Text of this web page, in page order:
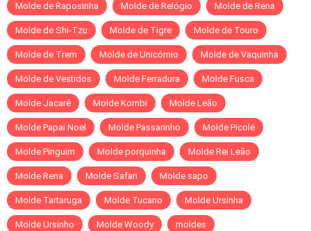
Molde de Raposinha Molde de Relógio Molde de Rena
Molde de Shi-Tzu Molde de Tigre Molde de Touro
Molde de Trem Molde de Unicórnio Molde de Vaquinha
Molde de Vestidos Molde Ferradura Molde Fusca
Molde Jacaré Molde Kombi Molde Leão
Molde Papai Noel Molde Passarinho Molde Picolé
Molde Pinguim Molde porquinha Molde Rei Leão
Molde Rena Molde Safari Molde sapo
Molde Tartaruga Molde Tucano Molde Ursinha
Molde Ursinho Molde Woody moldes